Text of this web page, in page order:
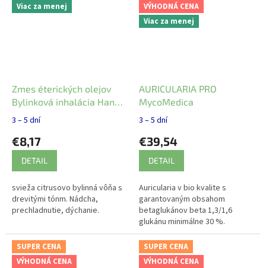
Viac za menej
Zmes éterických olejov
Bylinková inhalácia Hanus
20ml
3 – 5 dní
€8,17
DETAIL
svieža citrusovo bylinná vôňa s
drevitými tónm. Nádcha,
prechladnutie, dýchanie.
VÝHODNÁ CENA
Viac za menej
AURICULARIA PRO
MycoMedica
3 – 5 dní
€39,54
DETAIL
Auricularia v bio kvalite s
garantovaným obsahom
betaglukánov beta 1,3/1,6
glukánu minimálne 30 %.
Harmonizuje organizmus.
Vitamíny, minerály,
polysacharidy.
SUPER CENA
VÝHODNÁ CENA
SUPER CENA
VÝHODNÁ CENA